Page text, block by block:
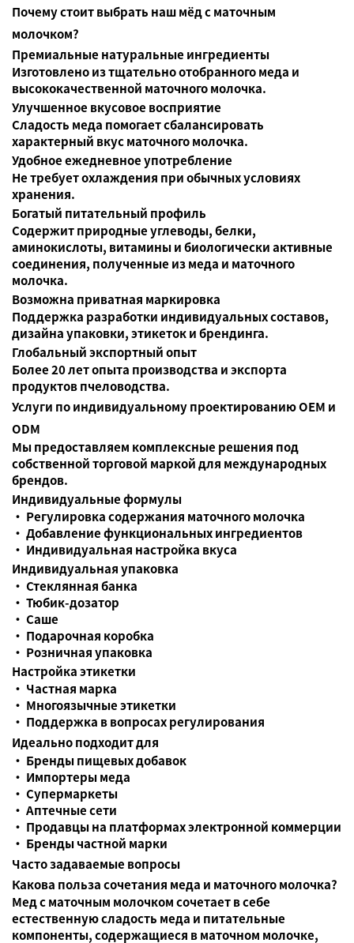
Почему стоит выбрать наш мёд с маточным
молочком?
Премиальные натуральные ингредиенты
Изготовлено из тщательно отобранного меда и
высококачественной маточного молочка.
Улучшенное вкусовое восприятие
Сладость меда помогает сбалансировать
характерный вкус маточного молочка.
Удобное ежедневное употребление
Не требует охлаждения при обычных условиях
хранения.
Богатый питательный профиль
Содержит природные углеводы, белки,
аминокислоты, витамины и биологически активные
соединения, полученные из меда и маточного
молочка.
Возможна приватная маркировка
Поддержка разработки индивидуальных составов,
дизайна упаковки, этикеток и брендинга.
Глобальный экспортный опыт
Более 20 лет опыта производства и экспорта
продуктов пчеловодства.
Услуги по индивидуальному проектированию OEM и
ODM
Мы предоставляем комплексные решения под
собственной торговой маркой для международных
брендов.
Индивидуальные формулы
• Регулировка содержания маточного молочка
• Добавление функциональных ингредиентов
• Индивидуальная настройка вкуса
Индивидуальная упаковка
• Стеклянная банка
• Тюбик-дозатор
• Саше
• Подарочная коробка
• Розничная упаковка
Настройка этикетки
• Частная марка
• Многоязычные этикетки
• Поддержка в вопросах регулирования
Идеально подходит для
• Бренды пищевых добавок
• Импортеры меда
• Супермаркеты
• Аптечные сети
• Продавцы на платформах электронной коммерции
• Бренды частной марки
Часто задаваемые вопросы
Какова польза сочетания меда и маточного молочка?
Мед с маточным молочком сочетает в себе
естественную сладость меда и питательные
компоненты, содержащиеся в маточном молочке,